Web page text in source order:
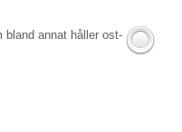
bland annat håller ost-